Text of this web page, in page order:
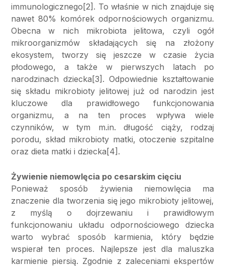
immunologicznego[2]. To właśnie w nich znajduje się
nawet 80% komórek odpornościowych organizmu.
Obecna w nich mikrobiota jelitowa, czyli ogół
mikroorganizmów składających się na złożony
ekosystem, tworzy się jeszcze w czasie życia
płodowego, a także w pierwszych latach po
narodzinach dziecka[3]. Odpowiednie kształtowanie
się składu mikrobioty jelitowej już od narodzin jest
kluczowe dla prawidłowego funkcjonowania
organizmu, a na ten proces wpływa wiele
czynników, w tym m.in. długość ciąży, rodzaj
porodu, skład mikrobioty matki, otoczenie szpitalne
oraz dieta matki i dziecka[4].
Żywienie niemowlęcia po cesarskim cięciu
Ponieważ sposób żywienia niemowlęcia ma
znaczenie dla tworzenia się jego mikrobioty jelitowej,
z myślą o dojrzewaniu i prawidłowym
funkcjonowaniu układu odpornościowego dziecka
warto wybrać sposób karmienia, który będzie
wspierał ten proces. Najlepsze jest dla maluszka
karmienie piersią. Zgodnie z zaleceniami ekspertów